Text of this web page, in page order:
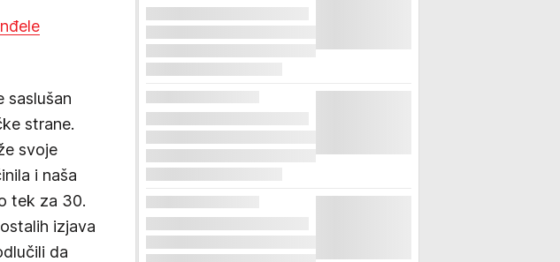
saslušan
strane.
svoje
i naša
tek za 30.
izjava
da